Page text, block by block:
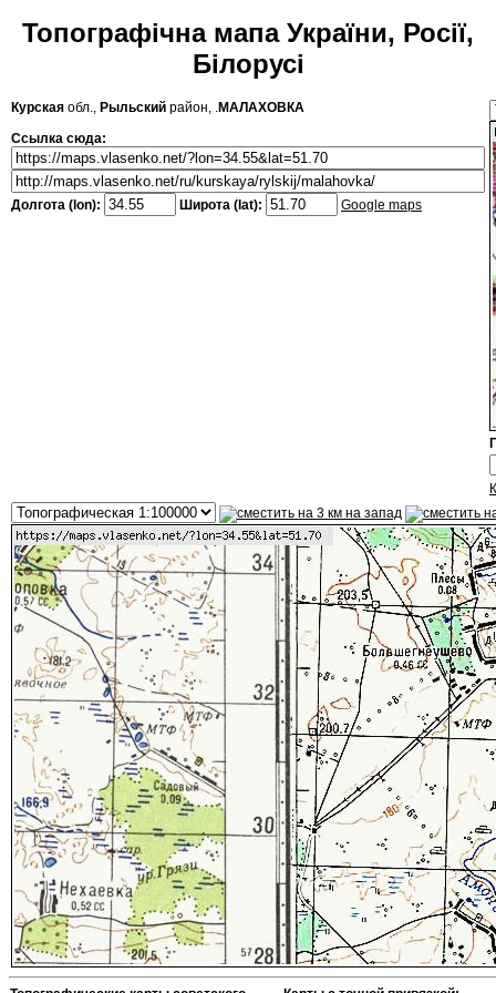
Топографічна мапа України, Росії,
Білорусі
Курская обл., Рыльский район, .МАЛАХОВКА
Ссылка сюда:
Долгота (lon): Широта (lat): Google maps